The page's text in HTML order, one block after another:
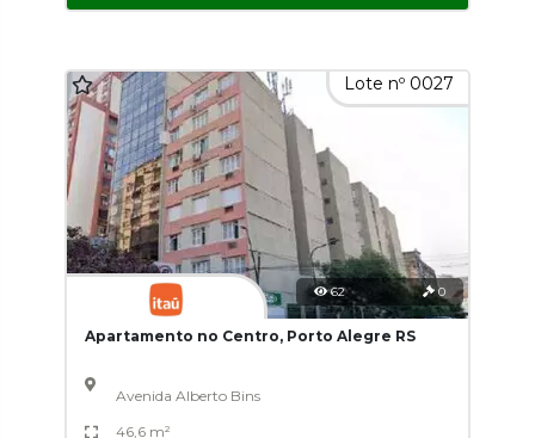
Lote nº 0027
62 0
Apartamento no Centro, Porto Alegre RS
Avenida Alberto Bins
46,6 m²